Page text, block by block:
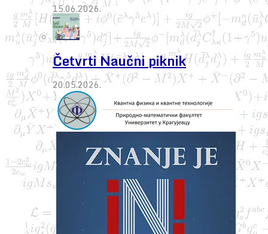
15.06.2026.
Četvrti Naučni piknik
20.05.2026.